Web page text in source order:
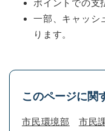
ポイントでの支
一部、キャッシ
ります。
このページに関
市民環境部 市民